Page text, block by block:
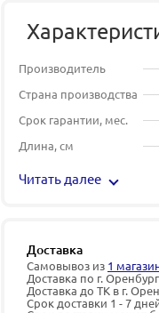
Производитель
Страна производства
Срок гарантии, мес.
Длина, см
Читать далее
Доставка
Самовывоз из 1
Доставка по г.
Доставка до ТК в г.
Срок доставки 1 - 7